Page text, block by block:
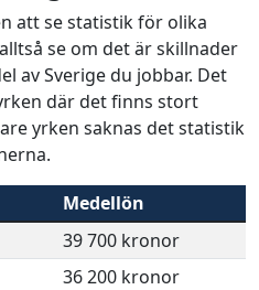
att se statistik för olika
se om det är skillnader
av Sverige du jobbar. Det
där det finns stort
yrken saknas det statistik
Medellön
39 700 kronor
36 200 kronor